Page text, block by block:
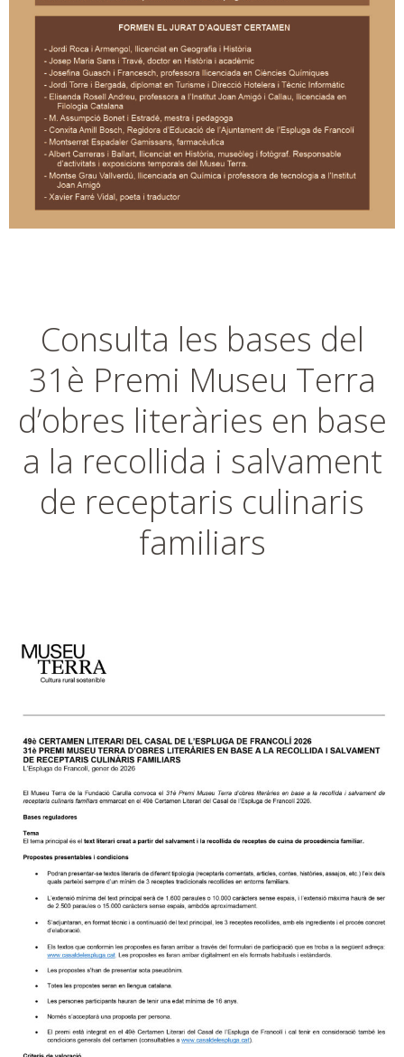
Consulta les bases del
31è Premi Museu Terra
d’obres literàries en base
a la recollida i salvament
de receptaris culinaris
familiars